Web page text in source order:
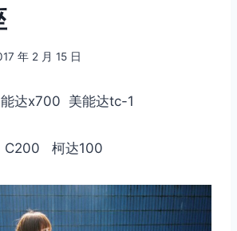
年 2 月 15 日
达x700 美能达tc-1
C200 柯达100